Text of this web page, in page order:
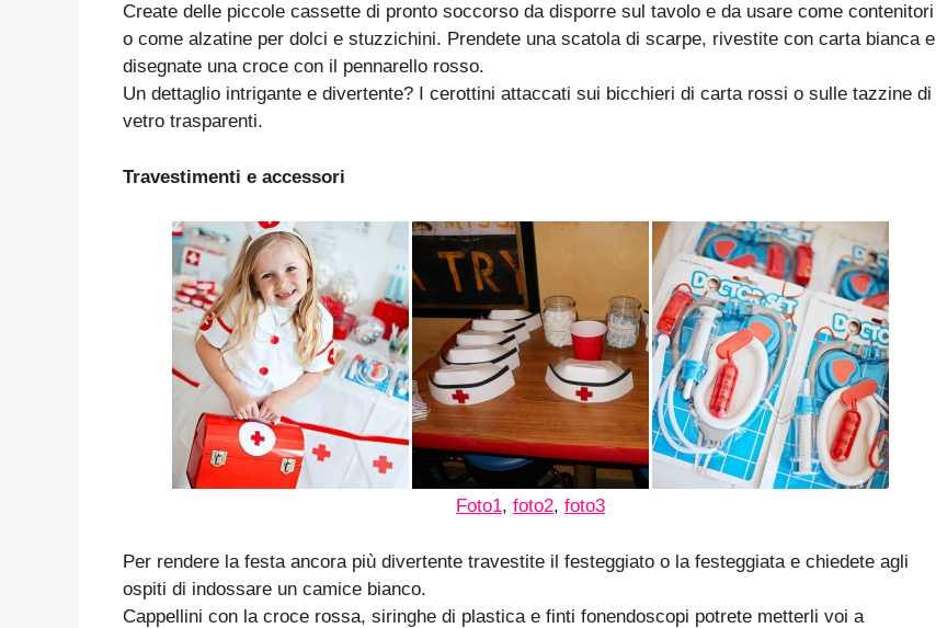
Create delle piccole cassette di pronto soccorso da disporre sul tavolo e da usare come contenitori
o come alzatine per dolci e stuzzichini. Prendete una scatola di scarpe, rivestite con carta bianca e
disegnate una croce con il pennarello rosso.
Un dettaglio intrigante e divertente? I cerottini attaccati sui bicchieri di carta rossi o sulle tazzine di
vetro trasparenti.
Travestimenti e accessori
Foto1, foto2, foto3
Per rendere la festa ancora più divertente travestite il festeggiato o la festeggiata e chiedete agli
ospiti di indossare un camice bianco.
Cappellini con la croce rossa, siringhe di plastica e finti fonendoscopi potrete metterli voi a